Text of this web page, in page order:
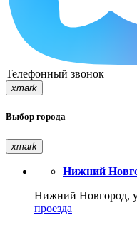
Телефонный звонок
xmark
Выбор города
xmark
Нижний
Нижний Новгород,
проезда